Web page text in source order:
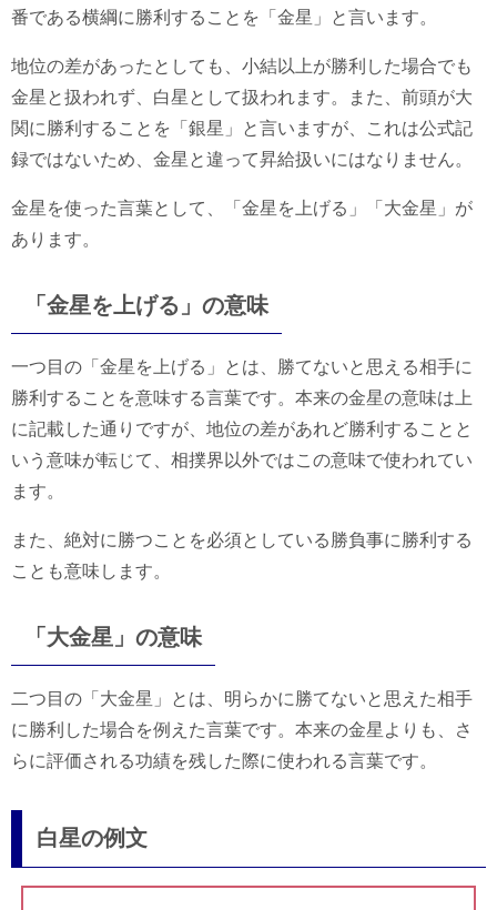
番である横綱に勝利することを「金星」と言います。
地位の差があったとしても、小結以上が勝利した場合でも
金星と扱われず、白星として扱われます。また、前頭が大
関に勝利することを「銀星」と言いますが、これは公式記
録ではないため、金星と違って昇給扱いにはなりません。
金星を使った言葉として、「金星を上げる」「大金星」が
あります。
「金星を上げる」の意味
一つ目の「金星を上げる」とは、勝てないと思える相手に
勝利することを意味する言葉です。本来の金星の意味は上
に記載した通りですが、地位の差があれど勝利することと
いう意味が転じて、相撲界以外ではこの意味で使われてい
ます。
また、絶対に勝つことを必須としている勝負事に勝利する
ことも意味します。
「大金星」の意味
二つ目の「大金星」とは、明らかに勝てないと思えた相手
に勝利した場合を例えた言葉です。本来の金星よりも、さ
らに評価される功績を残した際に使われる言葉です。
白星の例文